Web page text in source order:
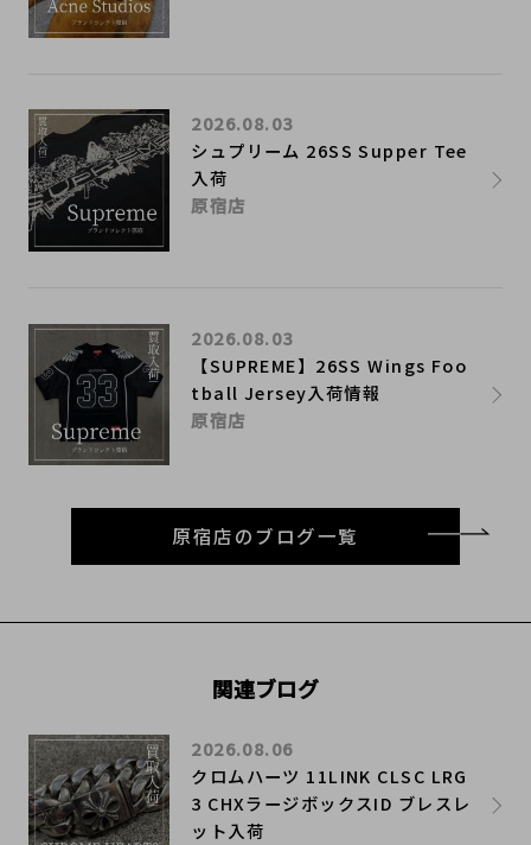
シュプリーム 26SS Supper Tee
入荷
2026.08.03
原宿店
【SUPREME】26SS Wings Foo
tball Jersey入荷情報
2026.08.03
原宿店
原宿店のブログ一覧
関連ブログ
クロムハーツ 11LINK CLSC LRG
3 CHXラージボックスID ブレスレ
ット入荷
2026.08.06